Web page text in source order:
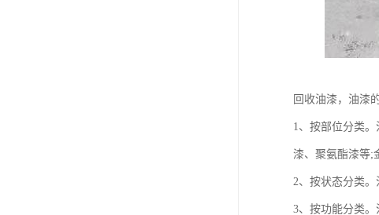
回收油漆，油漆
1、按部位分类
漆、聚氨酯漆等;
2、按状态分类
3、按功能分类。